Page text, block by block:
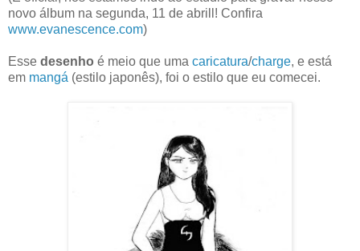
novo álbum na segunda, 11 de abrill! Confira
www.evanescence.com)
Esse desenho é meio que uma caricatura/charge, e está
em mangá (estilo japonês), foi o estilo que eu comecei.